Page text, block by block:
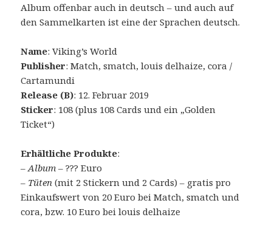
Album offenbar auch in deutsch – und auch auf
den Sammelkarten ist eine der Sprachen deutsch.
Name: Viking’s World
Publisher: Match, smatch, louis delhaize, cora /
Cartamundi
Release (B): 12. Februar 2019
Sticker: 108 (plus 108 Cards und ein „Golden
Ticket“)
Erhältliche Produkte:
–Album – ??? Euro
– Tüten (mit 2 Stickern und 2 Cards) – gratis pro
Einkaufswert von 20 Euro bei Match, smatch und
cora, bzw. 10 Euro bei louis delhaize